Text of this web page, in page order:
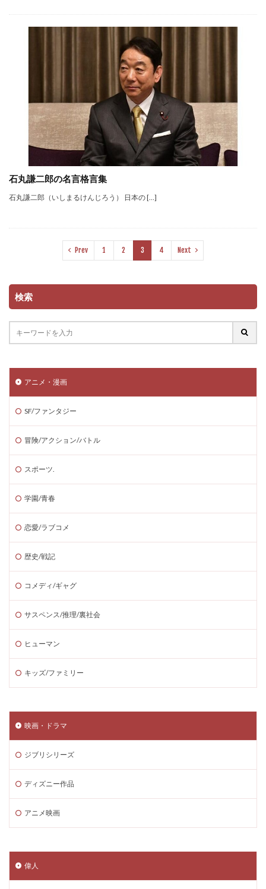
石丸謙二郎の名言格言集
石丸謙二郎（いしまるけんじろう） 日本の […]
Prev 1 2 3 4 Next
検索
アニメ・漫画
SF/ファンタジー
冒険/アクション/バトル
スポーツ.
学園/青春
恋愛/ラブコメ
歴史/戦記
コメディ/ギャグ
サスペンス/推理/裏社会
ヒューマン
キッズ/ファミリー
映画・ドラマ
ジブリシリーズ
ディズニー作品
アニメ映画
偉人